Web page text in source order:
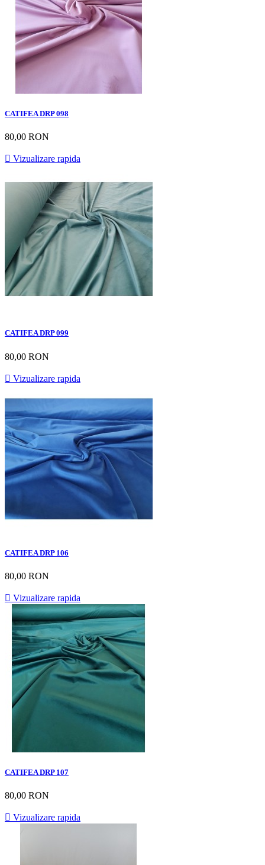
CATIFEA DRP 098
80,00 RON
 Vizualizare rapida
CATIFEA DRP 099
80,00 RON
 Vizualizare rapida
CATIFEA DRP 106
80,00 RON
 Vizualizare rapida
CATIFEA DRP 107
80,00 RON
 Vizualizare rapida